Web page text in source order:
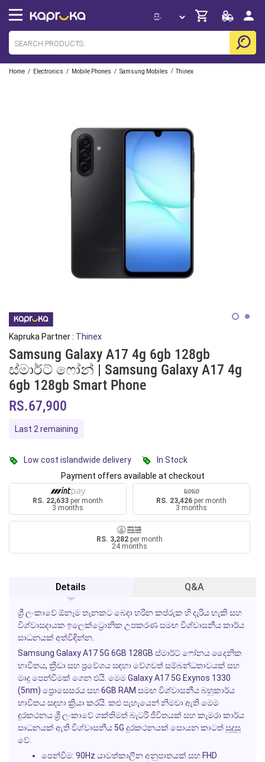
Home / Electronics / Mobile Phones / Samsung Mobiles / Thinex
Kapruka Partner : Thinex
Samsung Galaxy A17 4g 6gb 128gb
ස්මාර්ට් ෆෝන් | Samsung Galaxy A17 4g
6gb 128gb Smart Phone
RS.67,900
Last 2 remaining
Low cost islandwide delivery
In Stock
Payment offers available at checkout
RS. 22,633 per month
3 months
RS. 23,426 per month
3 months
RS. 3,282 per month
24 months
Details Q&A
ශ්‍රී ලංකාවේ ඕනෑම තැනකට බෙදා හරින කප්රුක හි දැරිය හැකි සහ
විශ්වාසදායක ඉලෙක්ට්‍රොනික උපකරණ සමඟ විශ්වාසනීය කාර්ය
සාධනයක් අත්විඳින්න.
Samsung Galaxy A17 5G 6GB 128GB ස්මාර්ට් ෆෝනය දෛනික
භාවිතය, ක්‍රීඩා සහ ප්‍රවේශය සඳහා වේගවත් සම්බන්ධතාවයක් සහ
මෘදු පෙන්වීමක් ගෙන එයි. මෙම Galaxy A17 5G Exynos 1330
(5nm) ප්‍රොසෙසරය සහ 6GB RAM සමඟ විශ්වාසනීය බහුකාර්ය
භාවිතය සඳහා ක්‍රියා කරයි. කළු පැහැයෙන් නිමවා ඇති මෙම
දුරකථනය ශ්‍රී ලංකාවේ ශක්තිමත් බැටරි ජීවිතයක් සහ කැමරා කාර්ය
සාධනයක් ඇති විශ්වාසනීය 5G දුරකථනයක් සොයන කාටත් සුදුසු
වේ.
පෙන්වීම: 90Hz යාවත්කාලීන අනුපාතයක් සහ FHD